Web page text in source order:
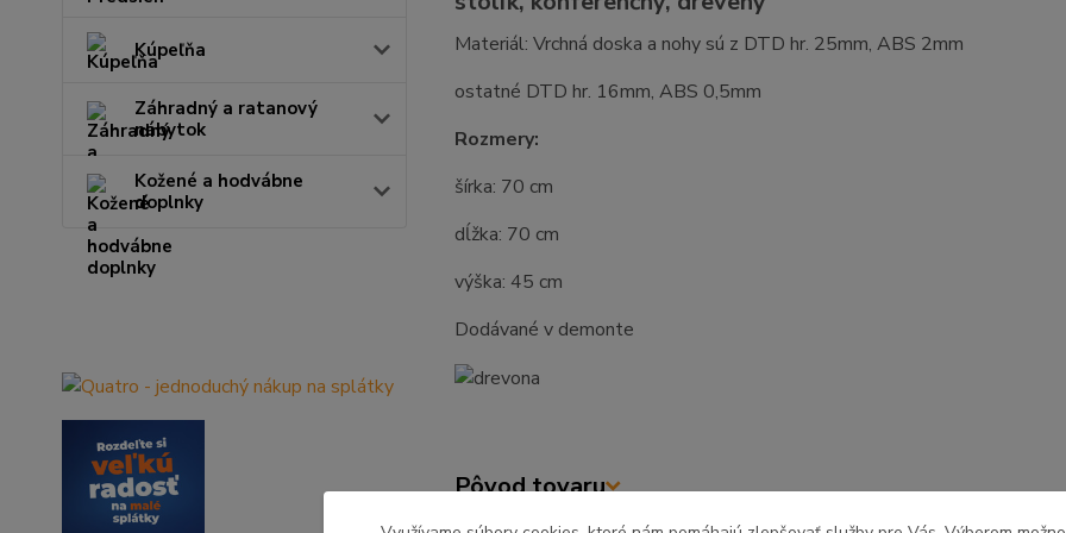
Kúpeľňa
Záhradný a ratanový
nábytok
Kožené a hodvábne
doplnky
Materiál: Vrchná doska a nohy sú z DTD hr. 25mm, ABS 2mm
ostatné DTD hr. 16mm, ABS 0,5mm
Rozmery:
šírka: 70 cm
dĺžka: 70 cm
výška: 45 cm
Dodávané v demonte
Pôvod tovaru